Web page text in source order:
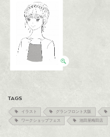
TAGS
イラスト グランフロント大阪
ワークショップフェス 池田屋梅田店